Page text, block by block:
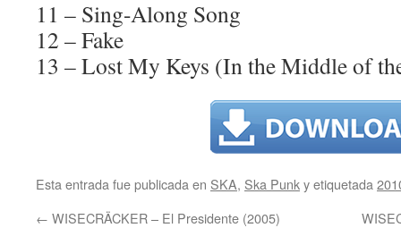
11 – Sing-Along Song
12 – Fake
13 – Lost My Keys (In the Middle of
Esta entrada fue publicada en SKA, Ska Punky etiquetada
← WISECRÄCKER – El Presidente (2005)